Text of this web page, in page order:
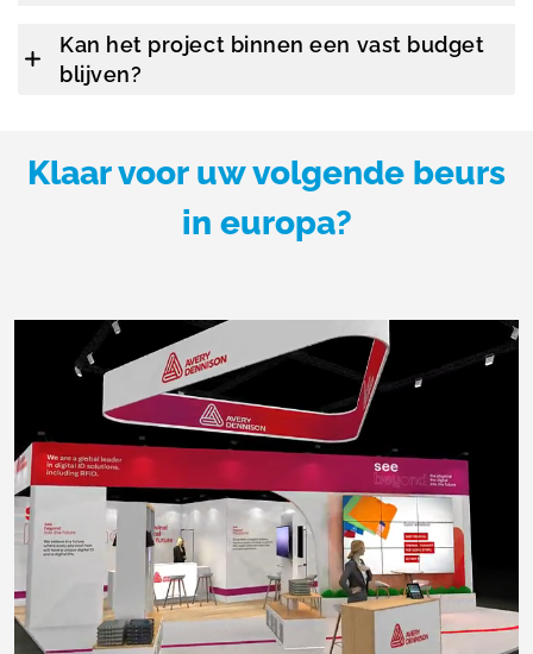
Kan het project binnen een vast budget
blijven?
Klaar voor uw volgende beurs
in europa?